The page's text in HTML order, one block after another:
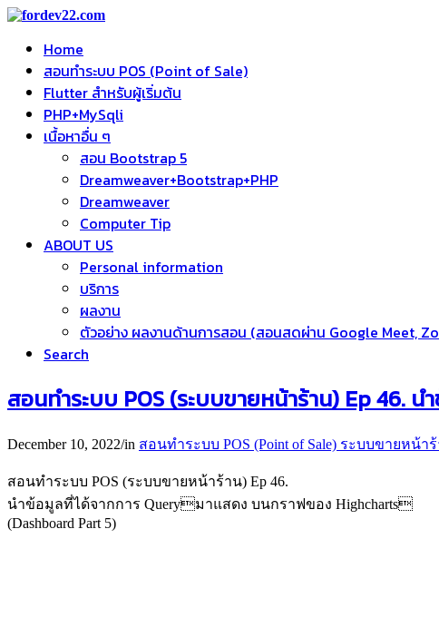
Home
สอนทำระบบ POS (Point of Sale)
Flutter สำหรับผู้เริ่มต้น
PHP+MySqli
เนื้อหาอื่น ๆ
สอน Bootstrap 5
Dreamweaver+Bootstrap+PHP
Dreamweaver
Computer Tip
ABOUT US
Personal information
บริการ
ผลงาน
ตัวอย่าง ผลงานด้านการสอน (สอนสดผ่าน Google Meet,
Search
สอนทำระบบ POS (ระบบขายหน้าร้าน) Ep 46.
December 10, 2022/in สอนทำระบบ POS (Point of Sale) ระบบขายหน้า
สอนทำระบบ POS (ระบบขายหน้าร้าน) Ep 46.
นำข้อมูลที่ได้จากการ Queryมาแสดง บนกราฟของ Highcharts
(Dashboard Part 5)